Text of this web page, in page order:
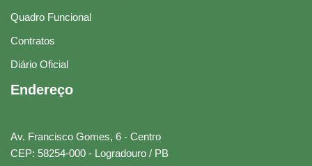
Quadro Funcional
Contratos
Diário Oficial
Endereço
Av. Francisco Gomes, 6 - Centro
CEP: 58254-000 - Logradouro / PB